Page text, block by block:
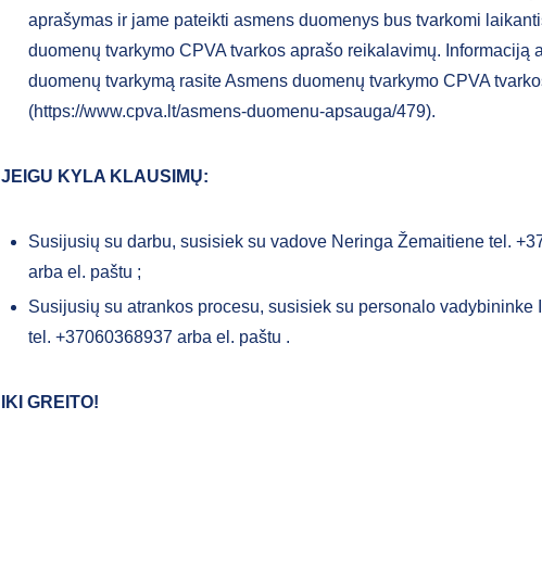
aprašymas ir jame pateikti asmens duomenys bus tvarkomi
duomenų tvarkymo CPVA tvarkos aprašo reikalavimų. Informaciją
duomenų tvarkymą rasite Asmens duomenų tvarkymo CPVA
(https://www.cpva.lt/asmens-duomenu-apsauga/479).
JEIGU KYLA KLAUSIMŲ:
Susijusių su darbu, susisiek su vadove Neringa Žemaitiene tel.
arba el. paštu ;
Susijusių su atrankos procesu, susisiek su personalo vadybininke
tel. +37060368937 arba el. paštu .
IKI GREITO!